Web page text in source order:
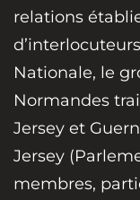
relations
Nationale, le
Normandes
Jersey et
Jersey
membres,